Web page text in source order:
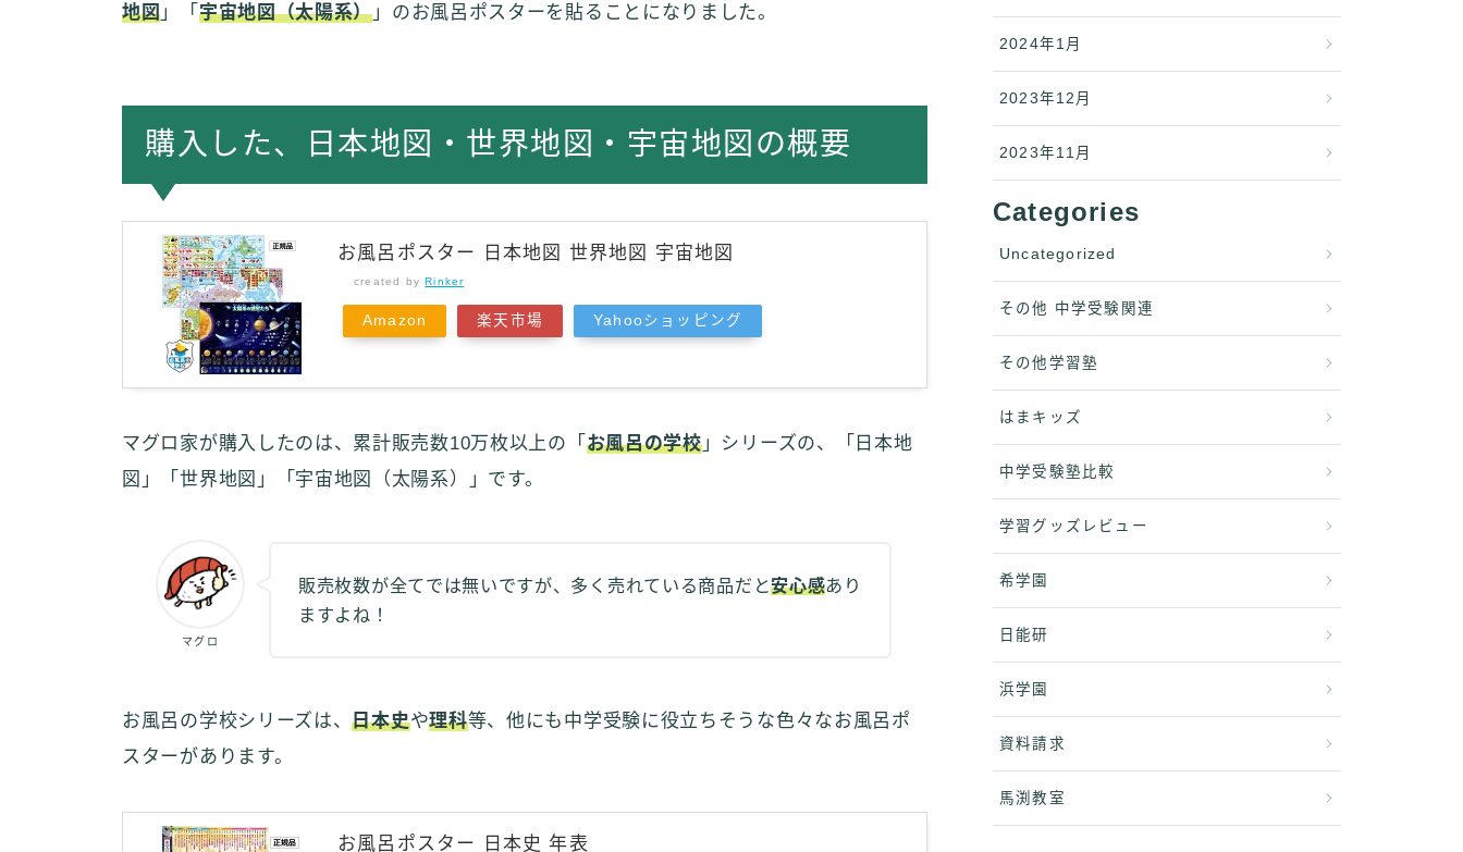
地図 」「 宇宙地図（太陽系） 」のお風呂ポスターを貼ることになりました。
購入した、日本地図・世界地図・宇宙地図の概要
お風呂ポスター 日本地図 世界地図 宇宙地図
created byRinker
Amazon 楽天市場 Yahooショッピング
マグロ家が購入したのは、累計販売数10万枚以上の「 お風呂の学校」シリーズの、「日本地
図」「世界地図」「宇宙地図（太陽系）」です。
マグロ
販売枚数が全てでは無いですが、多く売れている商品だと安心感あり
ますよね！
お風呂の学校シリーズは、日本史や理科等、他にも中学受験に役立ちそうな色々なお風呂ポ
スターがあります。
お風呂ポスター 日本史 年表
2024年1月
2023年12月
2023年11月
Categories
Uncategorized
その他 中学受験関連
その他学習塾
はまキッズ
中学受験塾比較
学習グッズレビュー
希学園
日能研
浜学園
資料請求
馬渕教室